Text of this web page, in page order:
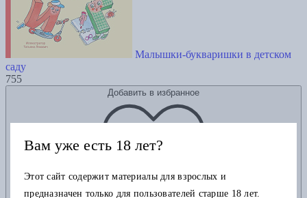
Малышки-букваришки в детском
саду
755
Добавить в избранное
Вам уже есть 18 лет?
Этот сайт содержит материалы для взрослых и
предназначен только для пользователей старше 18 лет.